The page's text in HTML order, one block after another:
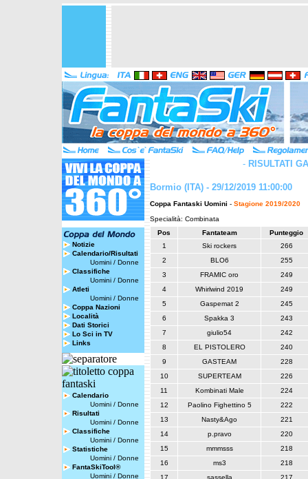
Notizie
Calendario/Risultati
Uomini / Donne
Classifiche
Uomini / Donne
Atleti
Uomini / Donne
Coppa Nazioni
Località
Dati Storici
Lo Sci in TV
Links
Calendario
Uomini / Donne
Risultati
Uomini / Donne
Classifiche
Uomini / Donne
Statistiche
Uomini / Donne
FantaSkiTool®
Uomini / Donne
- RISULTATI
Bormio (ITA) - 29/12/2019 11:00:00
Coppa Fantaski Uomini - Stagione 2019/2020
Specialità: Combinata
Pos
Fantateam
Punteggio
1
Ski rockers
266
2
BLO6
255
3
FRAMIC oro
249
4
Whirlwind 2019
249
5
Gaspemat 2
245
6
Spakka 3
243
7
giulio54
242
8
EL PISTOLERO
240
9
GASTEAM
228
10
SUPERTEAM
226
11
Kombinati Male
224
12
Paolino Fighettino 5
222
13
Nasty&Ago
221
14
p.pravo
220
15
mmmsss
218
16
ms3
218
17
sassella
217